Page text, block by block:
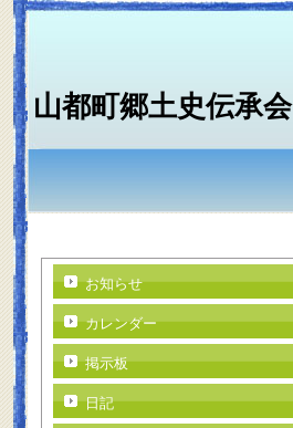
山都町郷土史伝承会
お知らせ
カレンダー
掲示板
日記